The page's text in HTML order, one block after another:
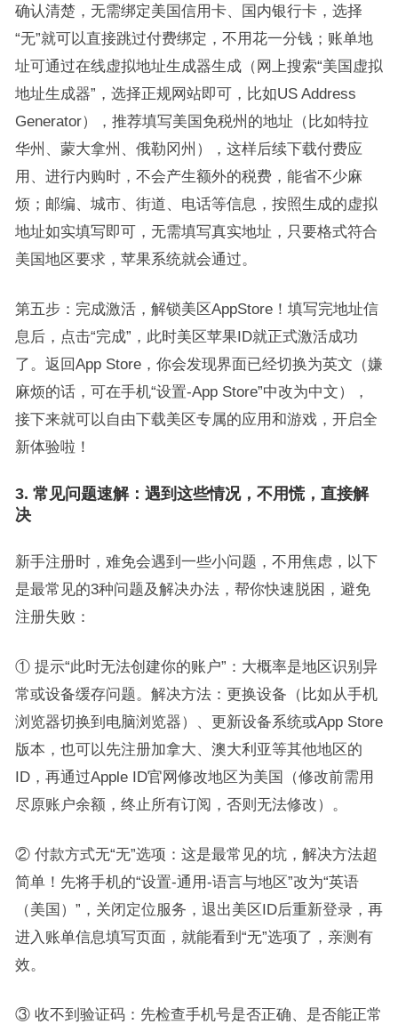
确认清楚，无需绑定美国信用卡、国内银行卡，选择
“无”就可以直接跳过付费绑定，不用花一分钱；账单地
址可通过在线虚拟地址生成器生成（网上搜索“美国虚拟
地址生成器”，选择正规网站即可，比如US Address
Generator），推荐填写美国免税州的地址（比如特拉
华州、蒙大拿州、俄勒冈州），这样后续下载付费应
用、进行内购时，不会产生额外的税费，能省不少麻
烦；邮编、城市、街道、电话等信息，按照生成的虚拟
地址如实填写即可，无需填写真实地址，只要格式符合
美国地区要求，苹果系统就会通过。
第五步：完成激活，解锁美区AppStore！填写完地址信
息后，点击“完成”，此时美区苹果ID就正式激活成功
了。返回App Store，你会发现界面已经切换为英文（嫌
麻烦的话，可在手机“设置-App Store”中改为中文），
接下来就可以自由下载美区专属的应用和游戏，开启全
新体验啦！
3. 常见问题速解：遇到这些情况，不用慌，直接解
决
新手注册时，难免会遇到一些小问题，不用焦虑，以下
是最常见的3种问题及解决办法，帮你快速脱困，避免
注册失败：
① 提示“此时无法创建你的账户”：大概率是地区识别异
常或设备缓存问题。解决方法：更换设备（比如从手机
浏览器切换到电脑浏览器）、更新设备系统或App Store
版本，也可以先注册加拿大、澳大利亚等其他地区的
ID，再通过Apple ID官网修改地区为美国（修改前需用
尽原账户余额，终止所有订阅，否则无法修改）。
② 付款方式无“无”选项：这是最常见的坑，解决方法超
简单！先将手机的“设置-通用-语言与地区”改为“英语
（美国）”，关闭定位服务，退出美区ID后重新登录，再
进入账单信息填写页面，就能看到“无”选项了，亲测有
效。
③ 收不到验证码：先检查手机号是否正确、是否能正常